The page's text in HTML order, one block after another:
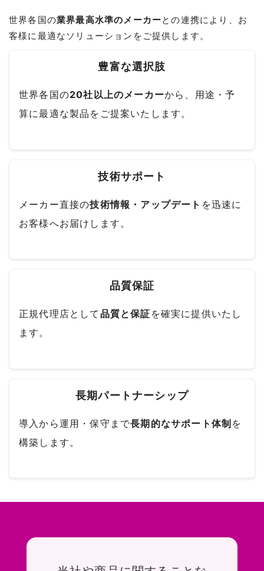
世界各国の業界最高水準のメーカーとの連携により、お
客様に最適なソリューションをご提供します。
豊富な選択肢
世界各国の20社以上のメーカーから、用途・予
算に最適な製品をご提案いたします。
技術サポート
メーカー直接の技術情報・アップデート を迅速に
お客様へお届けします。
品質保証
正規代理店として 品質と保証 を確実に提供いたし
ます。
長期パートナーシップ
導入から運用・保守まで長期的なサポート体制を
構築します。
お問い合わせ